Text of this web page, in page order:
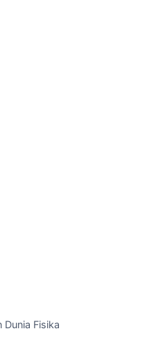
Dunia Fisika